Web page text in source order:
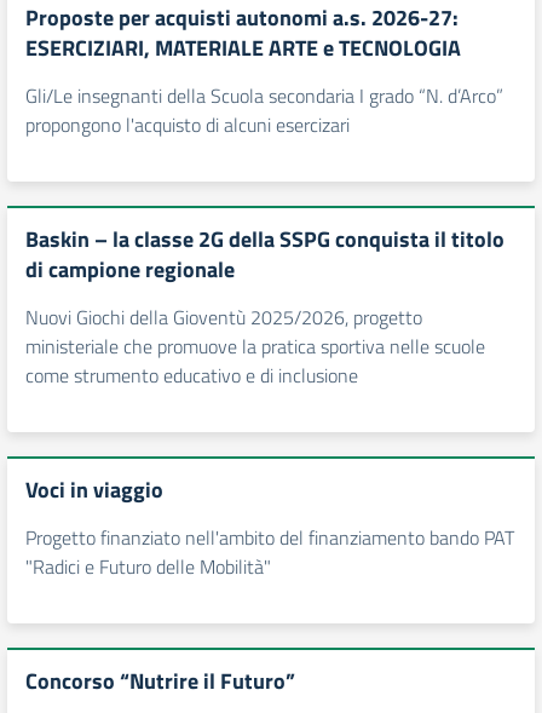
Proposte per acquisti autonomi a.s. 2026-27:
ESERCIZIARI, MATERIALE ARTE e TECNOLOGIA
Gli/Le insegnanti della Scuola secondaria I grado “N. d’Arco”
propongono l'acquisto di alcuni esercizari
Baskin – la classe 2G della SSPG conquista il titolo
di campione regionale
Nuovi Giochi della Gioventù 2025/2026, progetto
ministeriale che promuove la pratica sportiva nelle scuole
come strumento educativo e di inclusione
Voci in viaggio
Progetto finanziato nell'ambito del finanziamento bando PAT
"Radici e Futuro delle Mobilità"
Concorso “Nutrire il Futuro”